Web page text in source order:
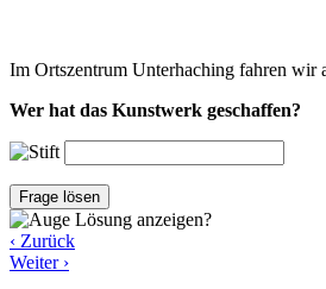
Im Ortszentrum Unterhaching fahren wir
Wer hat das Kunstwerk geschaffen?
Frage lösen
Lösung anzeigen?
‹ Zurück
Weiter ›